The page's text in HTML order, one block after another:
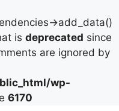
>add_data()
is deprecated since
are ignored by
wp-
6170